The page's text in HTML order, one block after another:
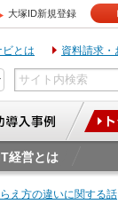
大塚ID新規登録
ビとは 資料請求・
経営とは
え方の違いに関する話